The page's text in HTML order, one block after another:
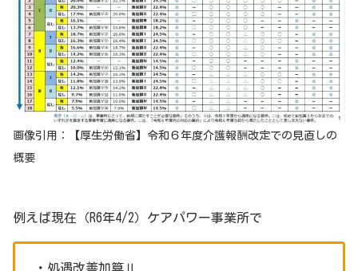
画像引用：【厚生労働省】 令和６年度介護報酬改定での見直しの
概要
例えば現在（R6年4/2）ケアパワー事業所で
・処遇改善加算Ⅱ